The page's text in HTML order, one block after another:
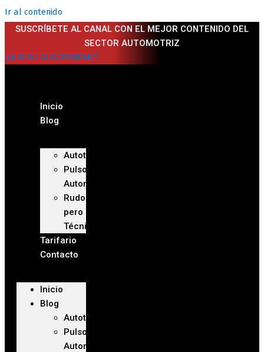
Ir al contenido
SUSCRÍBETE AL CANAL CON EL MEJOR CONTENIDO DEL
SECTOR AUTOMOTRIZ
¡QUIERO SUSCRIBIRME!
Inicio
Blog
Autoteca
Pulso
Automotriz
Rudo
pero
Técnico
Tarifario
Contacto
Inicio
Blog
Autoteca
Pulso
Automotriz